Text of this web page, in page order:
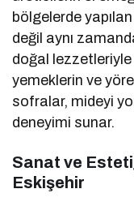
bölgelerde
değil aynı
doğal lezzetleriyle
yemeklerin ve
sofralar, mideyi
deneyimi sunar.
Sanat ve
Eskişehir